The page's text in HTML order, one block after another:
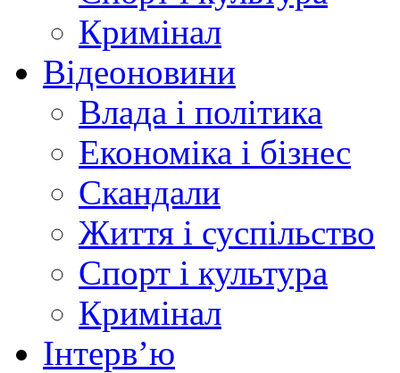
Кримінал
Відеоновини
Влада і політика
Економіка і бізнес
Скандали
Життя і суспільство
Спорт і культура
Кримінал
Інтерв’ю